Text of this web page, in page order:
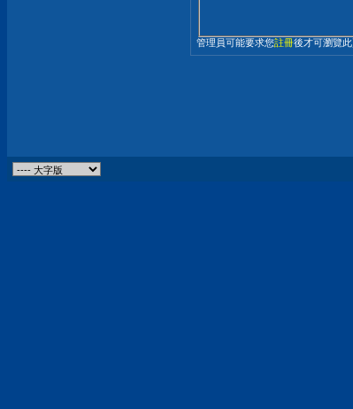
管理員可能要求您註冊後才可瀏覽此